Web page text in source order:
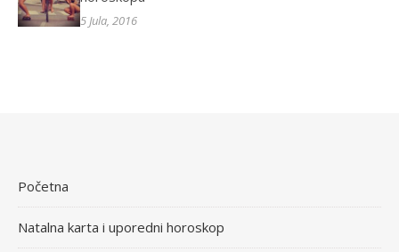
5 Jula, 2016
Početna
Natalna karta i uporedni horoskop